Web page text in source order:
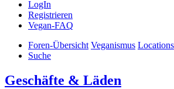
LogIn
Registrieren
Vegan-FAQ
Foren-Übersicht Veganismus Locations
Suche
Geschäfte & Läden